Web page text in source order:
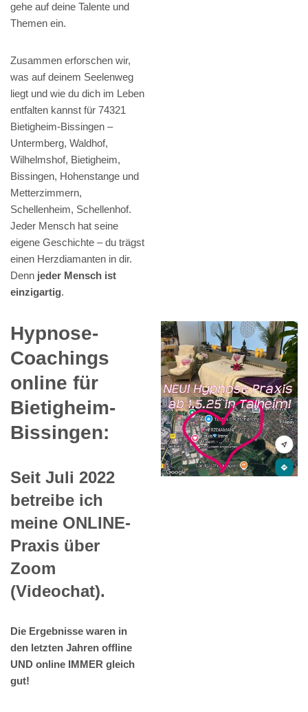
gehe auf deine Talente und
Themen ein.
Zusammen erforschen wir,
was auf deinem Seelenweg
liegt und wie du dich im Leben
entfalten kannst für 74321
Bietigheim-Bissingen –
Untermberg, Waldhof,
Wilhelmshof, Bietigheim,
Bissingen, Hohenstange und
Metterzimmern,
Schellenheim, Schellenhof.
Jeder Mensch hat seine
eigene Geschichte – du trägst
einen Herzdiamanten in dir.
Denn jeder Mensch ist
einzigartig.
Hypnose-
Coachings
online für
Bietigheim-
Bissingen:
Seit Juli 2022
betreibe ich
meine ONLINE-
Praxis über
Zoom
(Videochat).
Die Ergebnisse waren in
den letzten Jahren offline
UND online IMMER gleich
gut!